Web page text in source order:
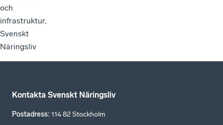
och
infrastruktur,
Svenskt
Näringsliv
Kontakta Svenskt Näringsliv
Postadress: 114 82 Stockholm